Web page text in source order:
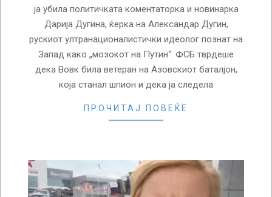
ја убила политичката коментаторка и новинарка
Дарија Дугина, ќерка на Александар Дугин,
рускиот ултранационалистички идеолог познат на
Запад како „мозокот на Путин“. ФСБ тврдеше
дека Вовк била ветеран на Азовскиот баталјон,
која станал шпион и дека ја следела
ПРОЧИТАЈ ПОВЕЌЕ